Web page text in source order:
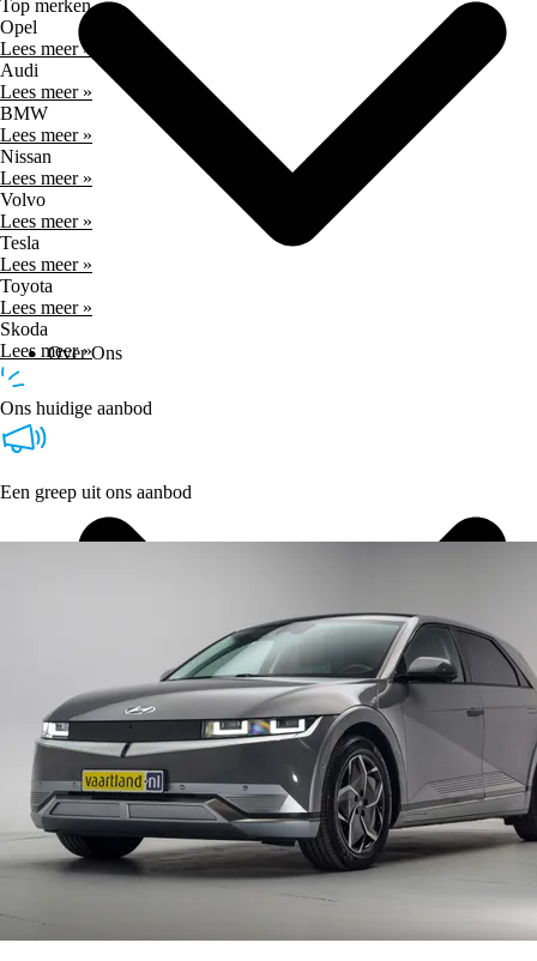
Over Ons
Top merken
Opel
Lees meer »
Audi
Lees meer »
BMW
Lees meer »
Nissan
Lees meer »
Volvo
Lees meer »
Tesla
Lees meer »
Toyota
Lees meer »
Skoda
Lees meer »
Ons huidige aanbod
Een greep uit ons aanbod